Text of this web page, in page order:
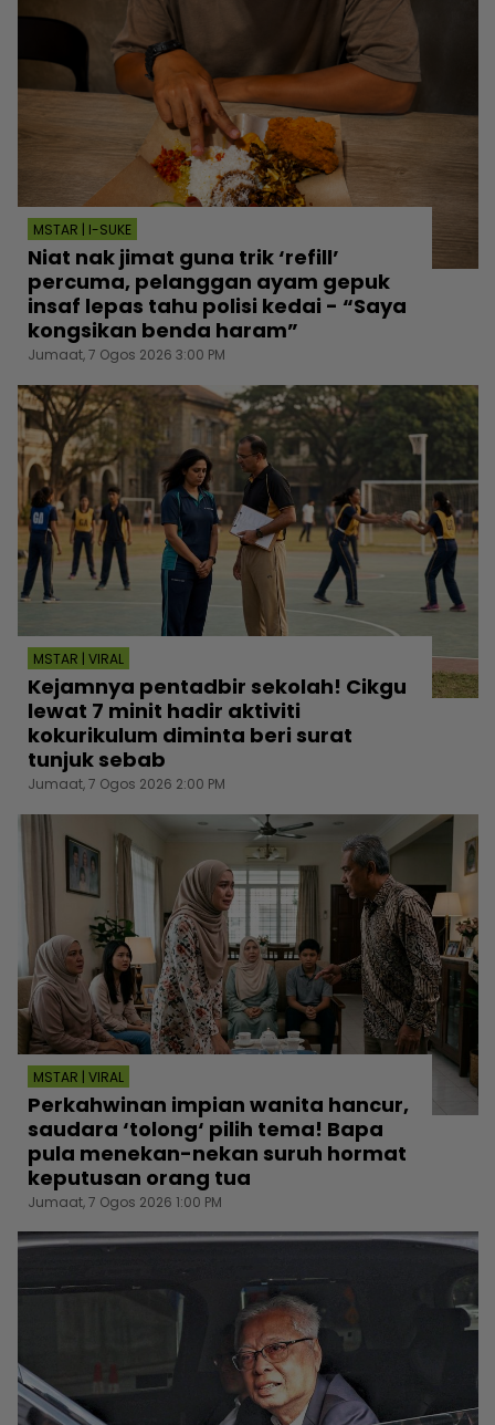
MSTAR | I-SUKE
Niat nak jimat guna trik ‘refill’
percuma, pelanggan ayam gepuk
insaf lepas tahu polisi kedai - “Saya
kongsikan benda haram”
Jumaat, 7 Ogos 2026 3:00 PM
MSTAR | VIRAL
Kejamnya pentadbir sekolah! Cikgu
lewat 7 minit hadir aktiviti
kokurikulum diminta beri surat
tunjuk sebab
Jumaat, 7 Ogos 2026 2:00 PM
MSTAR | VIRAL
Perkahwinan impian wanita hancur,
saudara ‘tolong‘ pilih tema! Bapa
pula menekan-nekan suruh hormat
keputusan orang tua
Jumaat, 7 Ogos 2026 1:00 PM